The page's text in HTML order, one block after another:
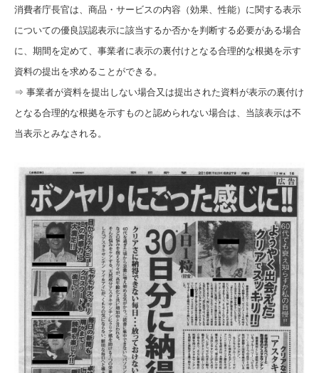
消費者庁長官は、商品・サービスの内容（効果、性能）に関する表示
についての優良誤認表示に該当するか否かを判断する必要がある場合
に、期間を定めて、事業者に表示の裏付けとなる合理的な根拠を示す
資料の提出を求めることができる。
⇒ 事業者が資料を提出しない場合又は提出された資料が表示の裏付け
となる合理的な根拠を示すものと認められない場合は、当該表示は不
当表示とみなされる。